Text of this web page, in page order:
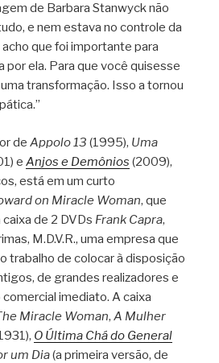
de Barbara Stanwyck não
e nem estava no controle da
que foi importante para
por ela. Para que você quisesse
transformação. Isso a tornou
de Appolo 13 (1995), Uma
e Anjos e Demônios (2009),
está em um curto
on Miracle Woman, que
de 2 DVDs Frank Capra,
M.D.V.R., uma empresa que
trabalho de colocar à disposição
de grandes realizadores e
imediato. A caixa
Miracle Woman, A Mulher
O Última Chá do General
um Dia(a primeira versão, de